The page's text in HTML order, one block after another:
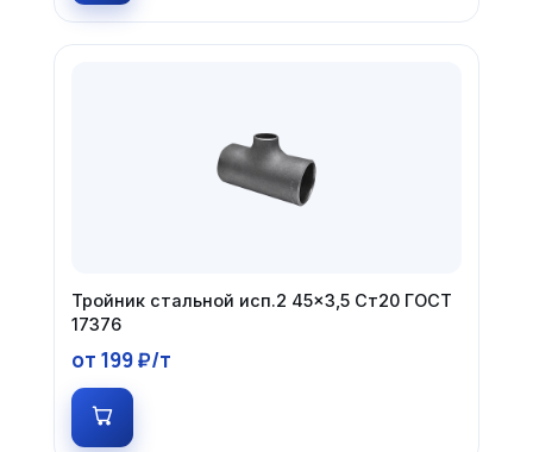
Тройник стальной исп.2 45×3,5 Ст20 ГОСТ
17376
от 199 ₽/т